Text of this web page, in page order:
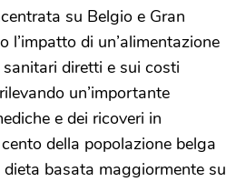
su Belgio e Gran
l’impatto di un’alimentazione
diretti e sui costi
un’importante
e dei ricoveri in
della popolazione belga
basata maggiormente su